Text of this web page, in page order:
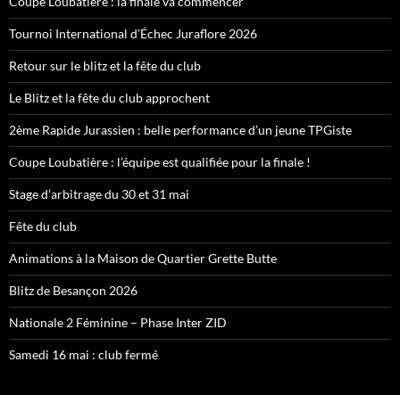
Tournoi International d’Échec Juraflore 2026
Retour sur le blitz et la fête du club
Le Blitz et la fête du club approchent
2ème Rapide Jurassien : belle performance d’un jeune TPGiste
Coupe Loubatière : l’équipe est qualifiée pour la finale !
Stage d’arbitrage du 30 et 31 mai
Fête du club
Animations à la Maison de Quartier Grette Butte
Blitz de Besançon 2026
Nationale 2 Féminine – Phase Inter ZID
Samedi 16 mai : club fermé